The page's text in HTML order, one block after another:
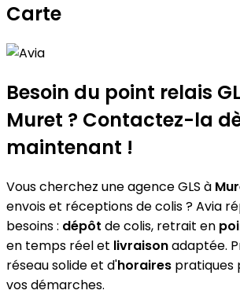
Carte
+
−
Besoin du point relais
Muret ? Contactez-la
maintenant !
Vous cherchez une agence GLS à
envois et réceptions de colis ? Avia
besoins : dépôt de colis, retrait en
en temps réel et livraisonadaptée.
réseau solide et d'horaires pratiques
vos démarches.